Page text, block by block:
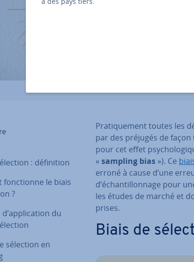
: dé­fi­ni­tion
fonc­tionne le biais
?
d’ap­pli­ca­tion du
sélection en
Pra­ti­que­ment toutes les
par des préjugés de
pour cet effet
« sampling bias »). Ce
erroné à cause d’une
d’échan­til­lon­nage pour
les études de marché et
prises.
Biais de